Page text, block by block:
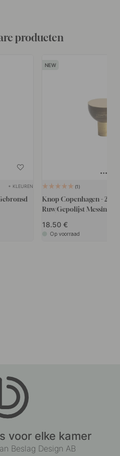
producten
+ KLEUREN 1
Knop Copenhagen -
Ruw/Gepolijst Messing
18.50
Op voorraad
voor elke kamer
Beslag Design AB